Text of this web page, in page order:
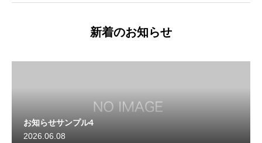
新着のお知らせ
お知らせサンプル4
2026.06.08